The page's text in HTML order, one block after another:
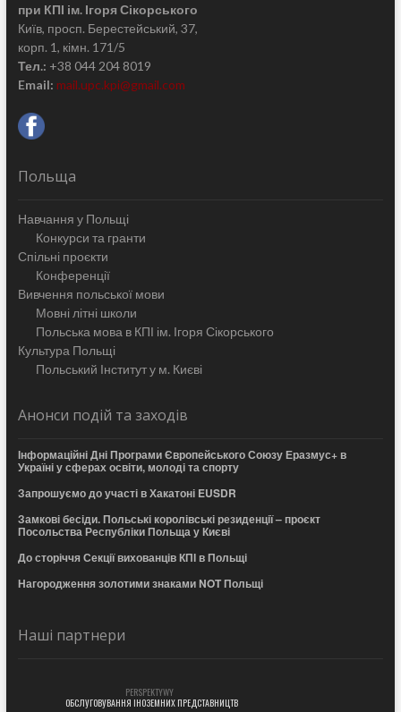
при КПІ ім. Ігоря Сікорського
Київ, просп. Берестейський, 37,
корп. 1, кімн. 171/5
Тел.: +38 044 204 8019
Email: mail.upc.kpi@gmail.com
Польща
Навчання у Польщі
Конкурси та гранти
Спільні проєкти
Конференції
Вивчення польської мови
Мовні літні школи
Польська мова в КПІ ім. Ігоря Сікорського
Культура Польщі
Польський Інститут у м. Києві
Анонси подій та заходів
Інформаційні Дні Програми Європейського Союзу Еразмус+ в
Україні у сферах освіти, молоді та спорту
Запрошуємо до участі в Хакатоні EUSDR
Замкові бесіди. Польські королівські резиденції – проєкт
Посольства Республіки Польща у Києві
До сторіччя Секції вихованців КПІ в Польщі
Нагородження золотими знаками NOT Польщі
Наші партнери
PERSPEKTYWY
ОБСЛУГОВУВАННЯ ІНОЗЕМНИХ ПРЕДСТАВНИЦТВ